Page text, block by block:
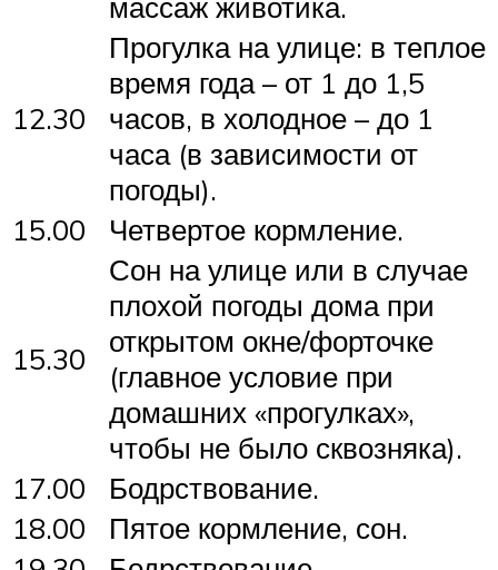
массаж животика.
12.30
Прогулка на улице: в теплое
время года – от 1 до 1,5
часов, в холодное – до 1
часа (в зависимости от
погоды).
15.00
Четвертое кормление.
15.30
Сон на улице или в случае
плохой погоды дома при
открытом окне/форточке
(главное условие при
домашних «прогулках»,
чтобы не было сквозняка).
17.00
Бодрствование.
18.00
Пятое кормление, сон.